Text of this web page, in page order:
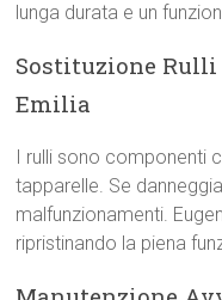
lunga durata e un
Sostituzione
Emilia
I rulli sono componenti
tapparelle. Se
malfunzionamenti.
ripristinando la piena